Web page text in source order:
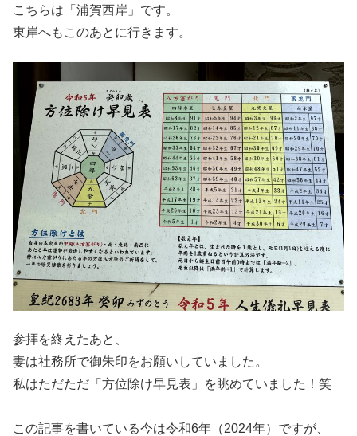
こちらは「浦賀西岸」です。
東岸へもこのあとに行きます。
参拝を終えたあと、
妻は社務所で御朱印をお願いしていました。
私はただただ「方位除け早見表」を眺めていました！笑
この記事を書いている今は令和6年（2024年）ですが、